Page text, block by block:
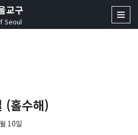
교구
Seoul
(홀수해)
10일